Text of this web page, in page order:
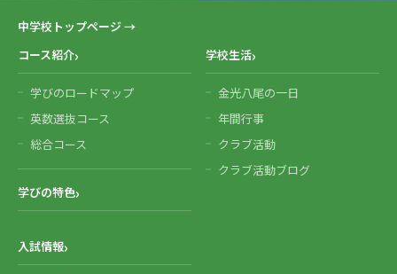
中学校トップページ →
コース紹介
学びのロードマップ
英数選抜コース
総合コース
学びの特色
学校生活
金光八尾の一日
年間行事
クラブ活動
クラブ活動ブログ
入試情報